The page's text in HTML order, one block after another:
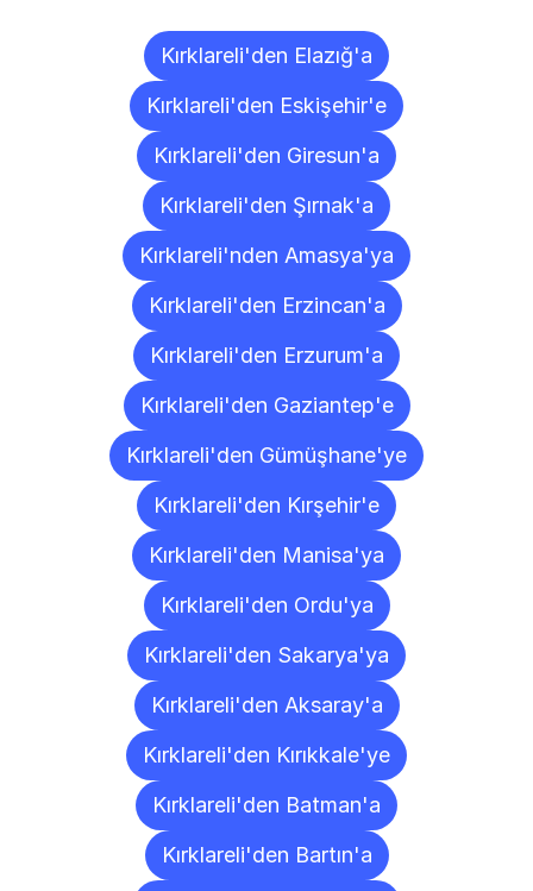
Kırklareli'den Elazığ'a
Kırklareli'den Eskişehir'e
Kırklareli'den Giresun'a
Kırklareli'den Şırnak'a
Kırklareli'nden Amasya'ya
Kırklareli'den Erzincan'a
Kırklareli'den Erzurum'a
Kırklareli'den Gaziantep'e
Kırklareli'den Gümüşhane'ye
Kırklareli'den Kırşehir'e
Kırklareli'den Manisa'ya
Kırklareli'den Ordu'ya
Kırklareli'den Sakarya'ya
Kırklareli'den Aksaray'a
Kırklareli'den Kırıkkale'ye
Kırklareli'den Batman'a
Kırklareli'den Bartın'a